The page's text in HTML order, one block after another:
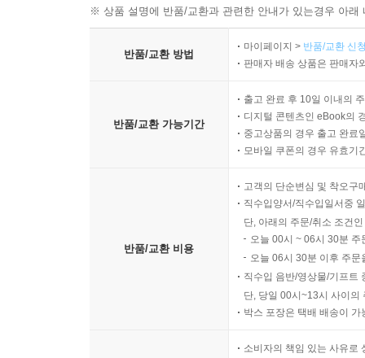
※ 상품 설명에 반품/교환과 관련한 안내가 있는경우 아
반품/교환 방법
마이페이지 > 반품/교환 신
판매자 배송 상품은 판매자
반품/교환 가능기간
출고 완료 후 10일 이내의
디지털 콘텐츠인 eBook의
중고상품의 경우 출고 완료
모바일 쿠폰의 경우 유효기
반품/교환 비용
고객의 단순변심 및 착오구
직수입양서/직수입일서중
단, 아래의 주문/취소 조건
오늘 00시 ~ 06시 30분
오늘 06시 30분 이후 주
직수입 음반/영상물/기프트
단, 당일 00시~13시 사이의
박스 포장은 택배 배송이
소비자의 책임 있는 사유로